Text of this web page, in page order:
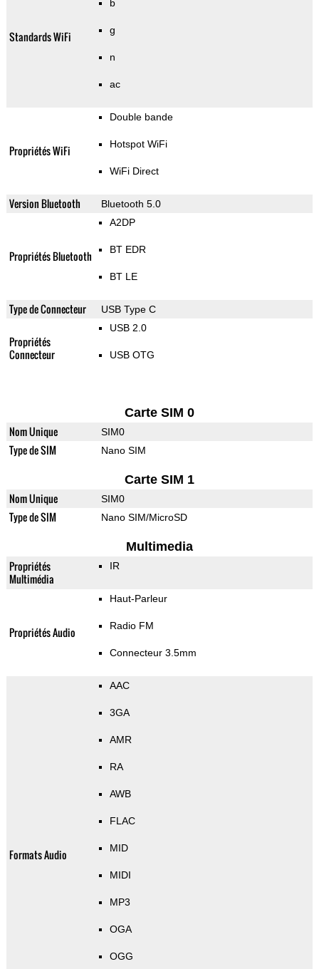
Standards WiFi
b
g
n
ac
Propriétés WiFi
Double bande
Hotspot WiFi
WiFi Direct
Version Bluetooth Bluetooth 5.0
Propriétés Bluetooth
A2DP
BT EDR
BT LE
Type de Connecteur USB Type C
Propriétés
Connecteur
USB 2.0
USB OTG
Carte SIM 0
Nom Unique SIM0
Type de SIM Nano SIM
Carte SIM 1
Nom Unique SIM0
Type de SIM Nano SIM/MicroSD
Multimedia
Propriétés
Multimédia
IR
Propriétés Audio
Haut-Parleur
Radio FM
Connecteur 3.5mm
Formats Audio
AAC
3GA
AMR
RA
AWB
FLAC
MID
MIDI
MP3
OGA
OGG